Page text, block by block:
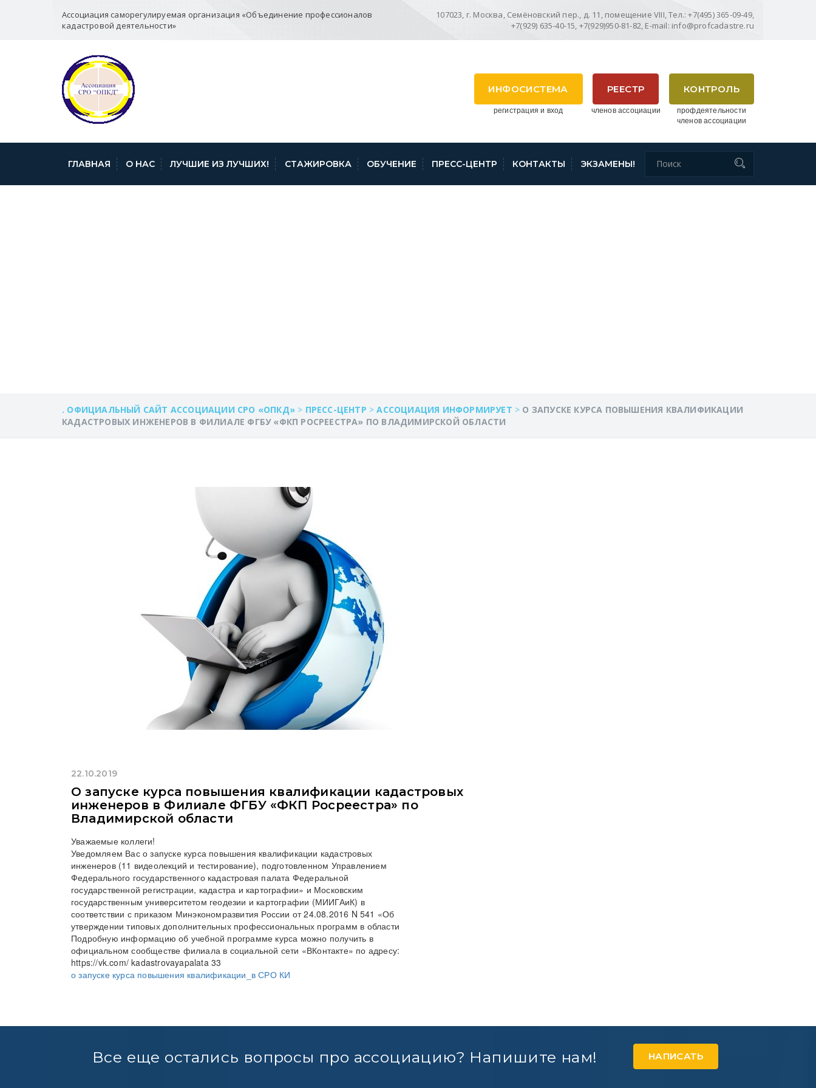
Ассоциация саморегулируемая организация «Объединение профессионалов
кадастровой деятельности»
107023, г. Москва, Семёновский пер., д. 11, помещение VIII, Тел.: +7(495) 365-09-49,
+7(929) 635-40-15, +7(929)950-81-82, E-mail: info@profcadastre.ru
КОНТРОЛЬ
профдеятельности
членов ассоциации
РЕЕСТР
членов ассоциации
ИНФОСИСТЕМА
регистрация и вход
ГЛАВНАЯ О НАС ЛУЧШИЕ ИЗ ЛУЧШИХ! СТАЖИРОВКА ОБУЧЕНИЕ ПРЕСС-ЦЕНТР КОНТАКТЫ ЭКЗАМЕНЫ!
. ОФИЦИАЛЬНЫЙ САЙТ АССОЦИАЦИИ СРО «ОПКД» > ПРЕСС-ЦЕНТР >АССОЦИАЦИЯ ИНФОРМИРУЕТ > О ЗАПУСКЕ КУРСА ПОВЫШЕНИЯ КВАЛИФИКАЦИИ
КАДАСТРОВЫХ ИНЖЕНЕРОВ В ФИЛИАЛЕ ФГБУ «ФКП РОСРЕЕСТРА» ПО ВЛАДИМИРСКОЙ ОБЛАСТИ
22.10.2019
О запуске курса повышения квалификации кадастровых
инженеров в Филиале ФГБУ «ФКП Росреестра» по
Владимирской области
Уважаемые коллеги!
Уведомляем Вас о запуске курса повышения квалификации кадастровых
инженеров (11 видеолекций и тестирование), подготовленном Управлением
Федерального государственного кадастровая палата Федеральной
государственной регистрации, кадастра и картографии» и Московским
государственным университетом геодезии и картографии (МИИГАиК) в
соответствии с приказом Минэкономразвития России от 24.08.2016 N 541 «Об
утверждении типовых дополнительных профессиональных программ в области
Подробную информацию об учебной программе курса можно получить в
официальном сообществе филиала в социальной сети «ВКонтакте» по адресу:
https://vk.com/ kadastrovayapalata 33
о запуске курса повышения квалификации_в СРО КИ
Все еще остались вопросы про ассоциацию? Напишите нам! НАПИСАТЬ